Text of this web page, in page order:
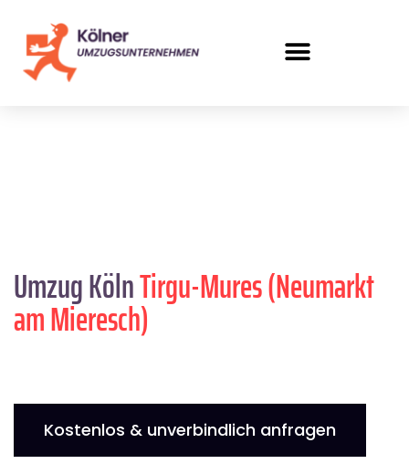
Umzug KölnTirgu-Mures (Neumarkt
am Mieresch)
Kostenlos & unverbindlich anfragen